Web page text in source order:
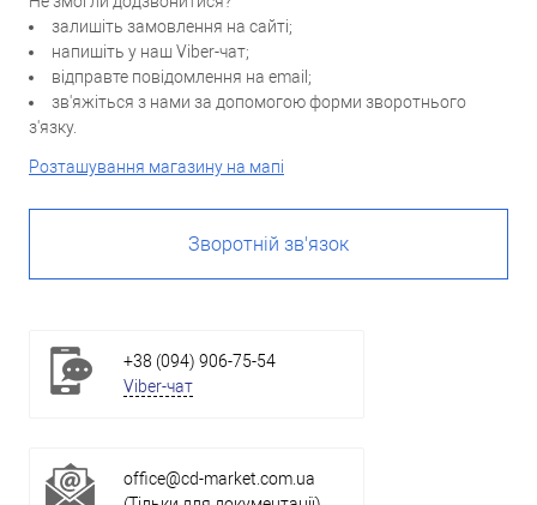
залишіть замовлення на сайті;
напишіть у наш Viber-чат;
відправте повідомлення на email;
зв'яжіться з нами за допомогою форми зворотнього
з'язку.
Розташування магазину на мапі
Зворотній зв'язок
+38 (094) 906-75-54
Viber-чат
office@cd-market.com.ua